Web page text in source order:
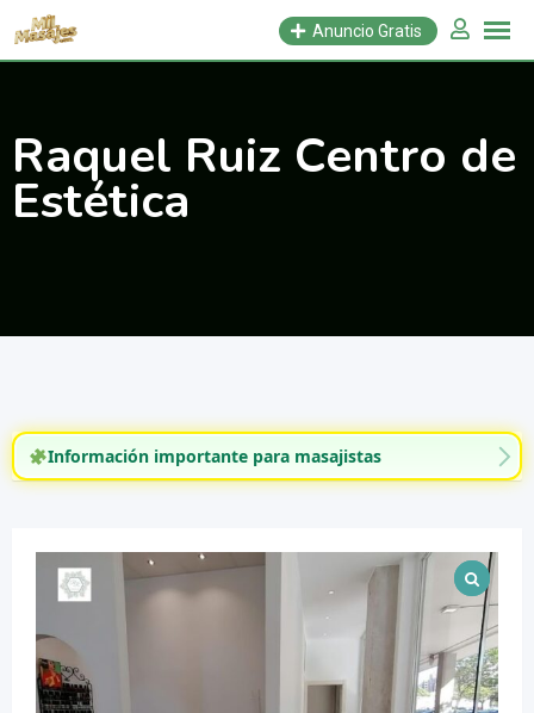
Saltar
Anuncio Gratis
Raquel Ruiz Centro de
Estética
Información importante para masajistas